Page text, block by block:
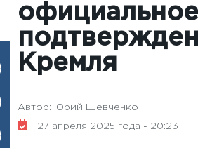
официальное
Кремля
Автор: Юрий Шевченко
27 апреля 2025 года - 20:23